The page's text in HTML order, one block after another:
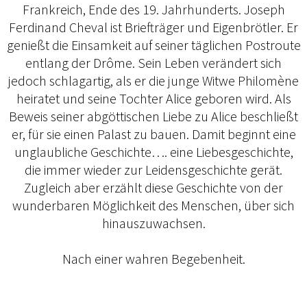
Frankreich, Ende des 19. Jahrhunderts. Joseph
Ferdinand Cheval ist Briefträger und Eigenbrötler. Er
genießt die Einsamkeit auf seiner täglichen Postroute
entlang der Drôme. Sein Leben verändert sich
jedoch schlagartig, als er die junge Witwe Philomène
heiratet und seine Tochter Alice geboren wird. Als
Beweis seiner abgöttischen Liebe zu Alice beschließt
er, für sie einen Palast zu bauen. Damit beginnt eine
unglaubliche Geschichte…. eine Liebesgeschichte,
die immer wieder zur Leidensgeschichte gerät.
Zugleich aber erzählt diese Geschichte von der
wunderbaren Möglichkeit des Menschen, über sich
hinauszuwachsen.
Nach einer wahren Begebenheit.